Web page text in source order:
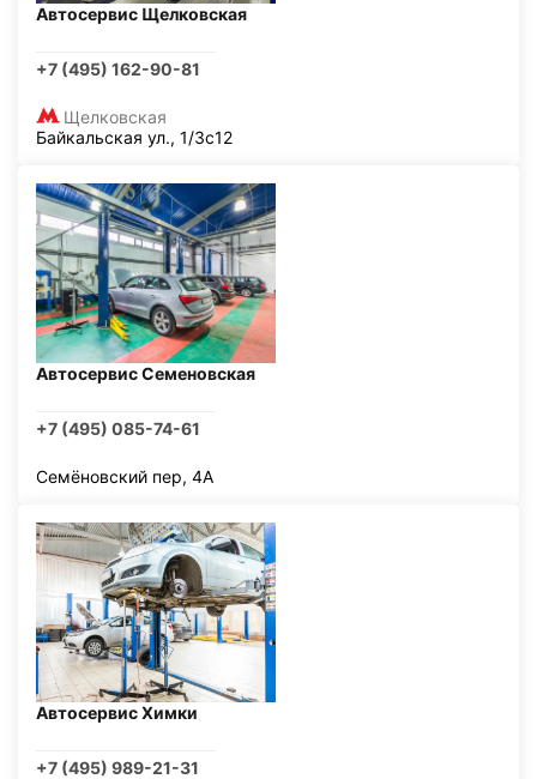
Автосервис Щелковская
+7 (495) 162-90-81
Щелковская
Байкальская ул., 1/3с12
Автосервис Семеновская
+7 (495) 085-74-61
Семёновский пер, 4А
Автосервис Химки
+7 (495) 989-21-31